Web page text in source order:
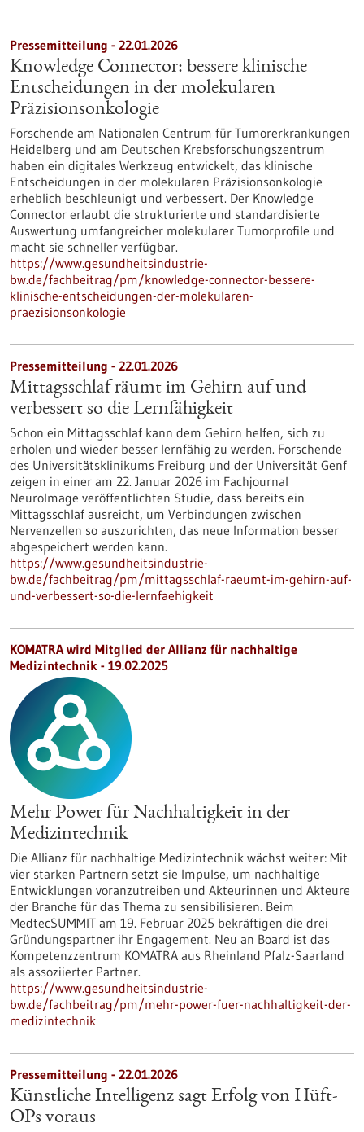
Pressemitteilung - 22.01.2026
Knowledge Connector: bessere klinische
Entscheidungen in der molekularen
Präzisionsonkologie
Forschende am Nationalen Centrum für Tumorerkrankungen
Heidelberg und am Deutschen Krebsforschungszentrum
haben ein digitales Werkzeug entwickelt, das klinische
Entscheidungen in der molekularen Präzisionsonkologie
erheblich beschleunigt und verbessert. Der Knowledge
Connector erlaubt die strukturierte und standardisierte
Auswertung umfangreicher molekularer Tumorprofile und
macht sie schneller verfügbar.
https://www.gesundheitsindustrie-
bw.de/fachbeitrag/pm/knowledge-connector-bessere-
klinische-entscheidungen-der-molekularen-
praezisionsonkologie
Pressemitteilung - 22.01.2026
Mittagsschlaf räumt im Gehirn auf und
verbessert so die Lernfähigkeit
Schon ein Mittagsschlaf kann dem Gehirn helfen, sich zu
erholen und wieder besser lernfähig zu werden. Forschende
des Universitätsklinikums Freiburg und der Universität Genf
zeigen in einer am 22. Januar 2026 im Fachjournal
NeuroImage veröffentlichten Studie, dass bereits ein
Mittagsschlaf ausreicht, um Verbindungen zwischen
Nervenzellen so auszurichten, das neue Information besser
abgespeichert werden kann.
https://www.gesundheitsindustrie-
bw.de/fachbeitrag/pm/mittagsschlaf-raeumt-im-gehirn-auf-
und-verbessert-so-die-lernfaehigkeit
KOMATRA wird Mitglied der Allianz für nachhaltige
Medizintechnik - 19.02.2025
Mehr Power für Nachhaltigkeit in der
Medizintechnik
Die Allianz für nachhaltige Medizintechnik wächst weiter: Mit
vier starken Partnern setzt sie Impulse, um nachhaltige
Entwicklungen voranzutreiben und Akteurinnen und Akteure
der Branche für das Thema zu sensibilisieren. Beim
MedtecSUMMIT am 19. Februar 2025 bekräftigen die drei
Gründungspartner ihr Engagement. Neu an Board ist das
Kompetenzzentrum KOMATRA aus Rheinland Pfalz-Saarland
als assoziierter Partner.
https://www.gesundheitsindustrie-
bw.de/fachbeitrag/pm/mehr-power-fuer-nachhaltigkeit-der-
medizintechnik
Pressemitteilung - 22.01.2026
Künstliche Intelligenz sagt Erfolg von Hüft-
OPs voraus